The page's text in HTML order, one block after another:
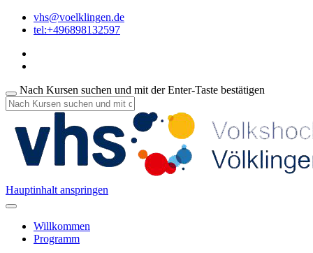
vhs@voelklingen.de
tel:+496898132597
Nach Kursen suchen und mit der Enter-Taste bestätigen
Hauptinhalt anspringen
Willkommen
Programm